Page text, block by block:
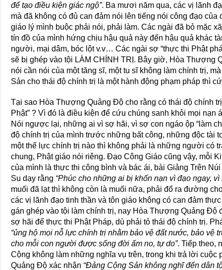
để tạo điều kiện giác ngộ”. Ba mươi năm qua, các vị lãnh
mà đã không có đủ can đảm nói lên tiếng nói công đạo
giáo lý mình buộc phải nói, phải làm. Các ngài đã bỏ mặc
tín đồ của mình hứng chịu hậu quả này đến hậu quả khác
người, mại dâm, bóc lột v.v… Các ngài sợ “thực thi Phật
sẽ bị ghép vào tội LÀM CHÍNH TRỊ. Bây giờ, Hòa Thượng
nói cần nói của một tăng sĩ, một tu sĩ không làm chính trị,
Sản cho thái độ chính trị là một hành động phạm pháp thì
Tại sao Hòa Thượng Quảng Ðộ cho rằng có thái độ chính
Phật” ? Vì đó là điều kiện để cứu chúng sanh khỏi mọi nạn
Nói ngược lại, những ai vì sợ hãi, vì sợ con ngáo ộp “làm
độ chính trị của mình trước những bất công, những độc tài
một thế lực chính trị nào thì không phải là những người có
chung, Phật giáo nói riêng. Ðạo Công Giáo cũng vậy, mỗi
của mình là thực thi công bình và bác ái, bài Giảng Trên
Su dạy rằng “Phúc cho những ai bị khốn nạn vì đạo ngay,
muối đã lạt thì không còn là muối nữa, phải đổ ra đường
các vị lãnh đạo tinh thần và tôn giáo không có can đảm
gán ghép vào tội làm chính trị, nay Hòa Thượng Quảng Ðộ
sợ hãi để thực thi Phật Pháp, dù phải tỏ thái độ chính trị.
“ủng hộ mọi nỗ lực chính trị nhằm bảo vệ đất nước, bảo vệ
cho mỗi con người được sống đời ấm no, tự do”. Tiếp theo,
Cộng không làm những nghĩa vụ trên, trong khi trả lời
Quảng Ðộ xác nhận “Ðảng Cộng Sản không nghĩ đến dân